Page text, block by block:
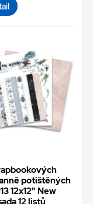
potištěných
12x12" New
12 listů